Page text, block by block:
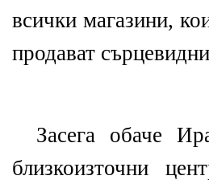
всички магазини,
продават
Засега обаче
близкоизточни